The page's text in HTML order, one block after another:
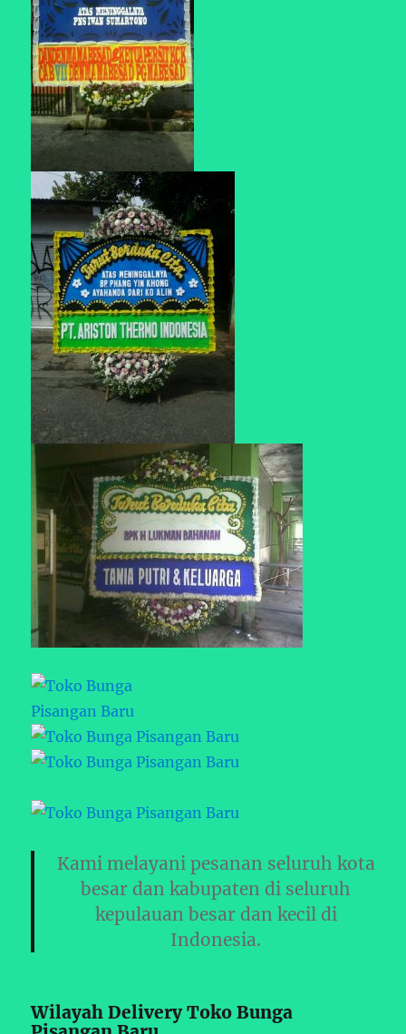
Kami melayani pesanan seluruh kota
besar dan kabupaten di seluruh
kepulauan besar dan kecil di
Indonesia.
Wilayah Delivery Toko Bunga